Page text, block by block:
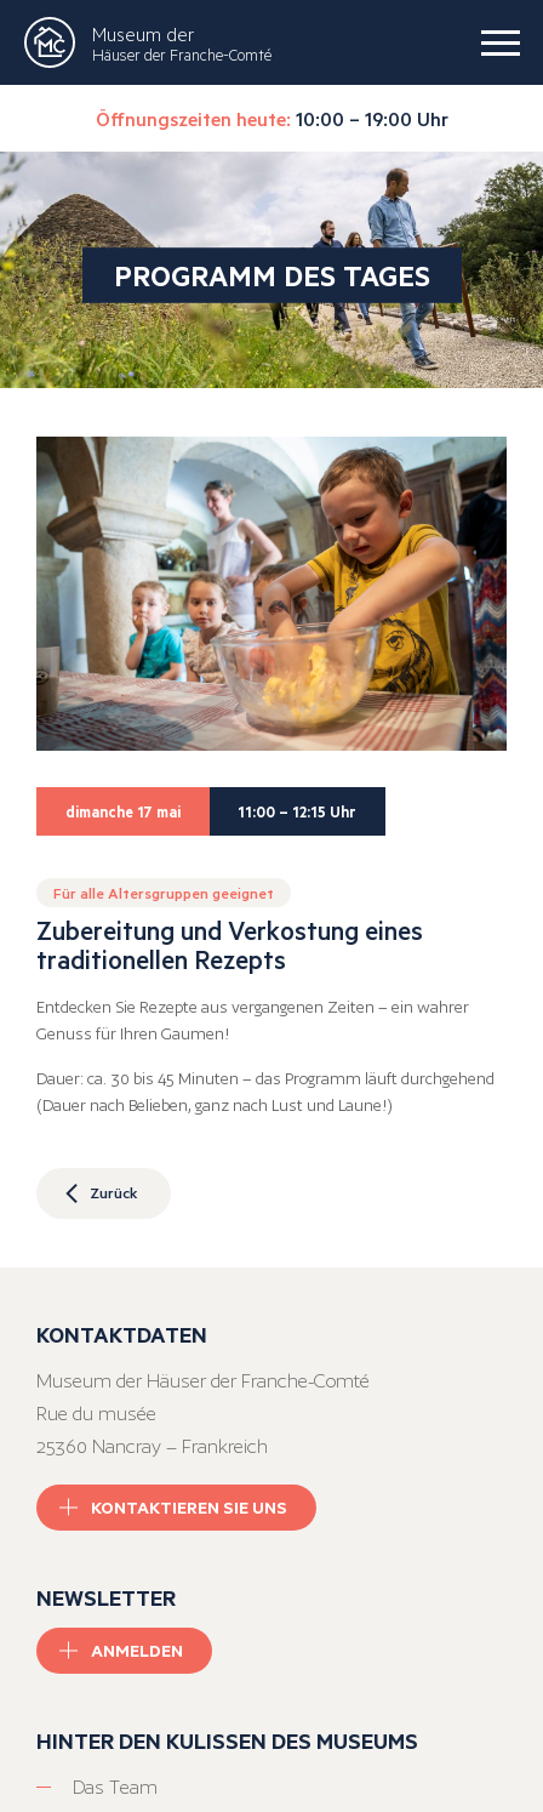
Museum der
Häuser der Franche-Comté
Öffnungszeiten heute: 10:00 – 19:00 Uhr
PROGRAMM DES TAGES
dimanche 17 mai 11:00 – 12:15 Uhr
Für alle Altersgruppen geeignet
Zubereitung und Verkostung eines
traditionellen Rezepts
Entdecken Sie Rezepte aus vergangenen Zeiten – ein wahrer
Genuss für Ihren Gaumen!
Dauer: ca. 30 bis 45 Minuten – das Programm läuft durchgehend
(Dauer nach Belieben, ganz nach Lust und Laune!)
Zurück
KONTAKTDATEN
Museum der Häuser der Franche-Comté
Rue du musée
25360 Nancray – Frankreich
KONTAKTIEREN SIE UNS
NEWSLETTER
ANMELDEN
HINTER DEN KULISSEN DES MUSEUMS
Das Team